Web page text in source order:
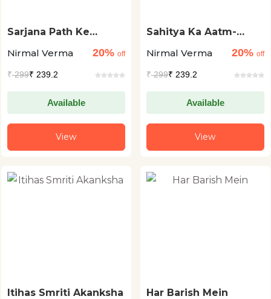
Sarjana Path Ke
Nirmal Verma
20% off
₹299₹ 239.2
Available
View
Sahitya Ka Aatm-
Nirmal Verma
20% off
₹299₹ 239.2
Available
View
Itihas Smriti Akanksha
Har Barish Mein